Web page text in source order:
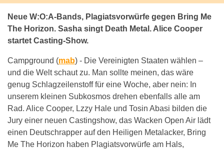
Neue W:O:A-Bands, Plagiatsvorwürfe gegen Bring Me
The Horizon. Sasha singt Death Metal. Alice Cooper
startet Casting-Show.
Campground (mab) - Die Vereinigten Staaten wählen –
und die Welt schaut zu. Man sollte meinen, das wäre
genug Schlagzeilenstoff für eine Woche, aber nein: In
unserem kleinen Subkosmos drehen ebenfalls alle am
Rad. Alice Cooper, Lzzy Hale und Tosin Abasi bilden die
Jury einer neuen Castingshow, das Wacken Open Air lädt
einen Deutschrapper auf den Heiligen Metalacker, Bring
Me The Horizon haben Plagiatsvorwürfe am Hals,